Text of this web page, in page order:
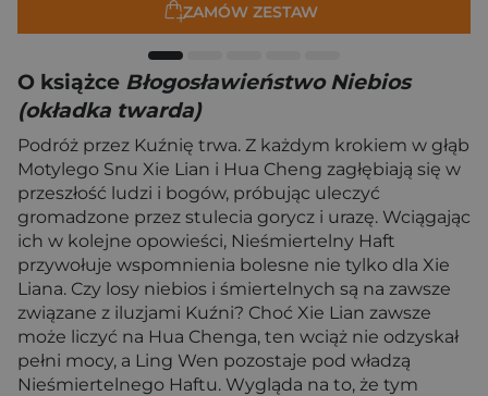
ZAMÓW ZESTAW
O książce Błogosławieństwo Niebios
(okładka twarda)
Podróż przez Kuźnię trwa. Z każdym krokiem w głąb
Motylego Snu Xie Lian i Hua Cheng zagłębiają się w
przeszłość ludzi i bogów, próbując uleczyć
gromadzone przez stulecia gorycz i urazę. Wciągając
ich w kolejne opowieści, Nieśmiertelny Haft
przywołuje wspomnienia bolesne nie tylko dla Xie
Liana. Czy losy niebios i śmiertelnych są na zawsze
związane z iluzjami Kuźni? Choć Xie Lian zawsze
może liczyć na Hua Chenga, ten wciąż nie odzyskał
pełni mocy, a Ling Wen pozostaje pod władzą
Nieśmiertelnego Haftu. Wygląda na to, że tym